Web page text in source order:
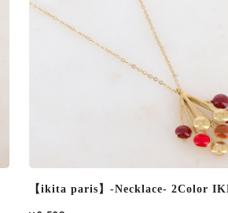
【ikita paris】-Necklace- IKN228